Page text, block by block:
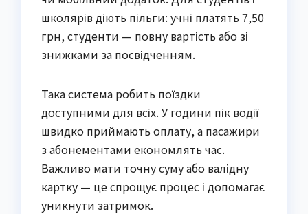
школярів діють пільги: учні платять 7,50
грн, студенти — повну вартість або зі
знижками за посвідченням.
Така система робить поїздки
доступними для всіх. У години пік водії
швидко приймають оплату, а пасажири
з абонементами економлять час.
Важливо мати точну суму або валідну
картку — це спрощує процес і допомагає
уникнути затримок.